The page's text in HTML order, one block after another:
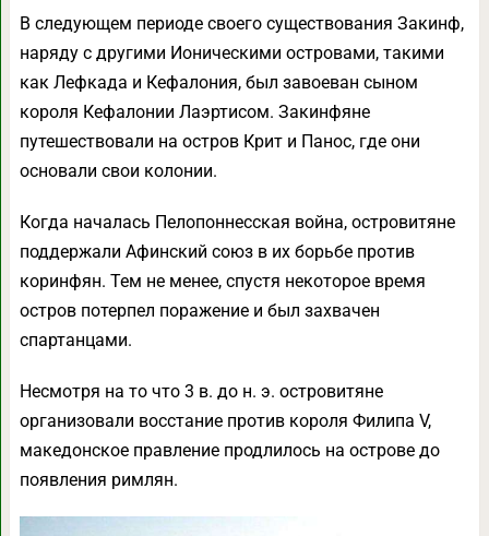
В следующем периоде своего существования Закинф,
наряду с другими Ионическими островами, такими
как Лефкада и Кефалония, был завоеван сыном
короля Кефалонии Лаэртисом. Закинфяне
путешествовали на остров Крит и Панос, где они
основали свои колонии.
Когда началась Пелопоннесская война, островитяне
поддержали Афинский союз в их борьбе против
коринфян. Тем не менее, спустя некоторое время
остров потерпел поражение и был захвачен
спартанцами.
Несмотря на то что 3 в. до н. э. островитяне
организовали восстание против короля Филипа V,
македонское правление продлилось на острове до
появления римлян.